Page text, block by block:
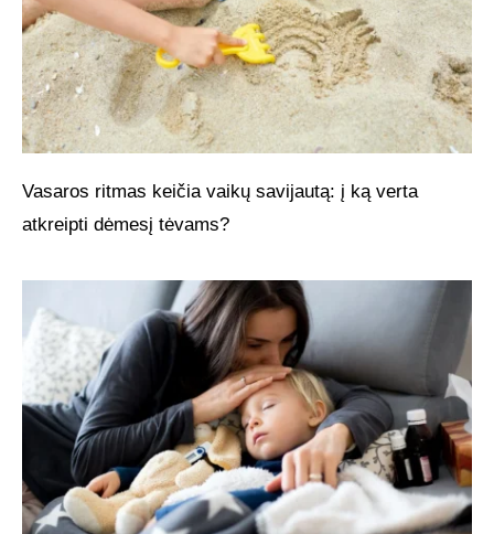
Vasaros ritmas keičia vaikų savijautą: į ką verta
atkreipti dėmesį tėvams?